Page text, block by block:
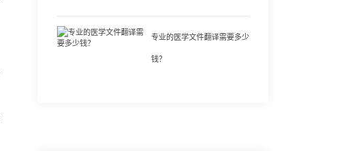
专业的医学文件翻译需要多少
钱？